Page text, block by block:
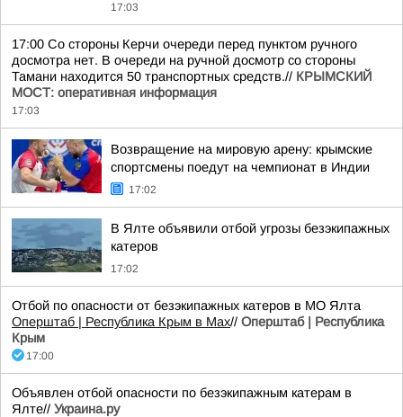
17:03
17:00 Со стороны Керчи очереди перед пунктом ручного
досмотра нет. В очереди на ручной досмотр со стороны
Тамани находится 50 транспортных средств.// КРЫМСКИЙ
МОСТ: оперативная информация
17:03
Возвращение на мировую арену: крымские
спортсмены поедут на чемпионат в Индии
17:02
В Ялте объявили отбой угрозы безэкипажных
катеров
17:02
Отбой по опасности от безэкипажных катеров в МО Ялта
Оперштаб | Республика Крым в Мax// Оперштаб | Республика
Крым
17:00
Объявлен отбой опасности по безэкипажным катерам в
Ялте// Украина.ру